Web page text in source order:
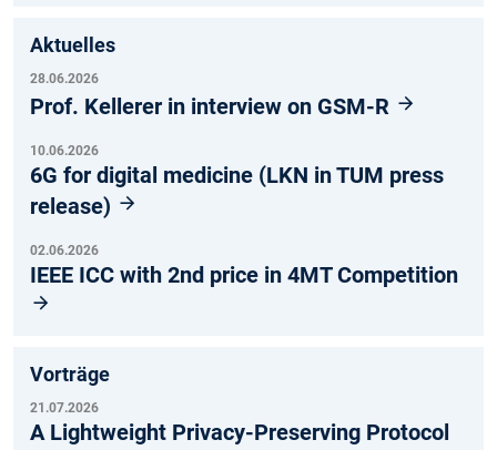
Aktuelles
28.06.2026
Prof. Kellerer in interview on GSM-R
10.06.2026
6G for digital medicine (LKN in TUM press
release)
02.06.2026
IEEE ICC with 2nd price in 4MT Competition
Vorträge
21.07.2026
A Lightweight Privacy-Preserving Protocol